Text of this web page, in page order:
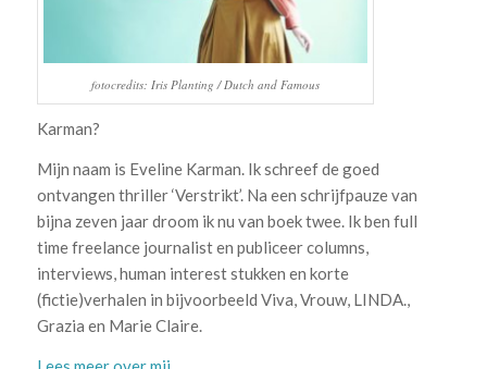
fotocredits: Iris Planting / Dutch and Famous
Karman?
Mijn naam is Eveline Karman. Ik schreef de goed
ontvangen thriller ‘Verstrikt’. Na een schrijfpauze van
bijna zeven jaar droom ik nu van boek twee. Ik ben full
time freelance journalist en publiceer columns,
interviews, human interest stukken en korte
(fictie)verhalen in bijvoorbeeld Viva, Vrouw, LINDA.,
Grazia en Marie Claire.